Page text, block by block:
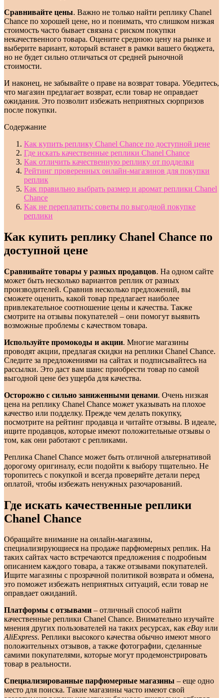
Сравнивайте цены. Важно не только найти реплику Chanel
Chance по хорошей цене, но и понимать, что слишком низкая
стоимость часто бывает связана с риском покупки
некачественного товара. Оцените среднюю цену на рынке и
выберите вариант, который встанет в рамки вашего бюджета,
но не будет сильно отличаться от средней рыночной
стоимости.
И наконец, не забывайте о праве на возврат товара. Убедитесь,
что магазин предлагает возврат, если товар не оправдает
ожидания. Это позволит избежать неприятных сюрпризов
после покупки.
Содержание
Как купить реплику Chanel Chance по доступной цене
Где искать качественные реплики Chanel Chance
Как отличить качественную реплику от подделки
Рейтинг проверенных онлайн-магазинов для покупки
реплик
Как правильно выбрать размер и аромат реплики Chanel
Chance
Как не переплатить: советы по выгодной покупке
реплики
Как купить реплику Chanel Chance по
доступной цене
Сравнивайте товары у разных продавцов. На одном сайте
может быть несколько вариантов реплик от разных
производителей. Сравнив несколько предложений, вы
сможете оценить, какой товар предлагает наиболее
привлекательное соотношение цены и качества. Также
смотрите на отзывы покупателей – они помогут выявить
возможные проблемы с качеством товара.
Используйте промокоды и акции. Многие магазины
проводят акции, предлагая скидки на реплики Chanel Chance.
Следите за предложениями на сайтах и подписывайтесь на
рассылки. Это даст вам шанс приобрести товар по самой
выгодной цене без ущерба для качества.
Осторожно с сильно заниженными ценами. Очень низкая
цена на реплику Chanel Chance может указывать на плохое
качество или подделку. Прежде чем делать покупку,
посмотрите на рейтинг продавца и читайте отзывы. В идеале,
ищите продавцов, которые имеют положительные отзывы о
том, как они работают с репликами.
Реплика Chanel Chance может быть отличной альтернативой
дорогому оригиналу, если подойти к выбору тщательно. Не
торопитесь с покупкой и всегда проверяйте детали перед
оплатой, чтобы избежать ненужных разочарований.
Где искать качественные реплики
Chanel Chance
Обращайте внимание на онлайн-магазины,
специализирующиеся на продаже парфюмерных реплик. На
таких сайтах часто встречаются предложения с подробным
описанием каждого товара, а также отзывами покупателей.
Ищите магазины с прозрачной политикой возврата и обмена,
это поможет избежать неприятных ситуаций, если товар не
оправдает ожиданий.
Платформы с отзывами – отличный способ найти
качественные реплики Chanel Chance. Внимательно изучайте
мнения других пользователей на таких ресурсах, как eBay или
AliExpress. Реплики высокого качества обычно имеют много
положительных отзывов, а также фотографии, сделанные
самими покупателями, которые могут продемонстрировать
товар в реальности.
Специализированные парфюмерные магазины – еще одно
место для поиска. Такие магазины часто имеют свой